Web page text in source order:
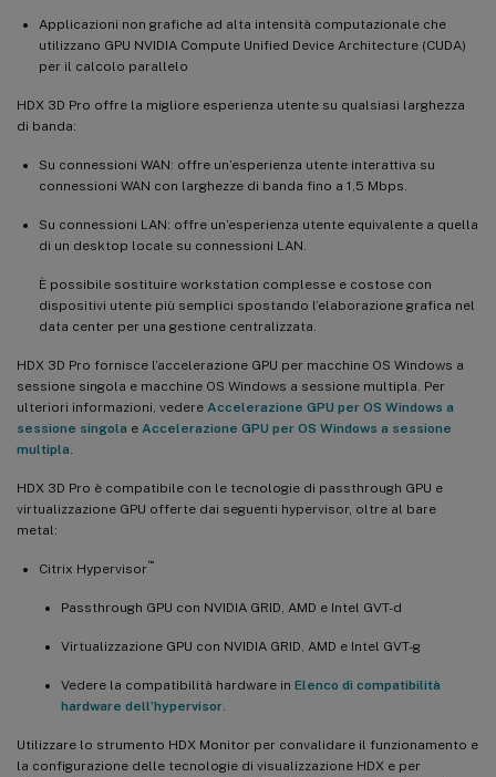
Applicazioni non grafiche ad alta intensità computazionale che
utilizzano GPU NVIDIA Compute Unified Device Architecture (CUDA)
per il calcolo parallelo
HDX 3D Pro offre la migliore esperienza utente su qualsiasi larghezza
di banda:
Su connessioni WAN: offre un’esperienza utente interattiva su
connessioni WAN con larghezze di banda fino a 1,5 Mbps.
Su connessioni LAN: offre un’esperienza utente equivalente a quella
di un desktop locale su connessioni LAN.
È possibile sostituire workstation complesse e costose con
dispositivi utente più semplici spostando l’elaborazione grafica nel
data center per una gestione centralizzata.
HDX 3D Pro fornisce l’accelerazione GPU per macchine OS Windows a
sessione singola e macchine OS Windows a sessione multipla. Per
ulteriori informazioni, vedere Accelerazione GPU per OS Windows a
sessione singola e Accelerazione GPU per OS Windows a sessione
multipla
HDX 3D Pro è compatibile con le tecnologie di passthrough GPU e
virtualizzazione GPU offerte dai seguenti hypervisor, oltre al bare
metal:
Citrix Hypervisor™
Passthrough GPU con NVIDIA GRID, AMD e Intel GVT-d
Virtualizzazione GPU con NVIDIA GRID, AMD e Intel GVT-g
Vedere la compatibilità hardware in Elenco di compatibilità
hardware dell’hypervisor
Utilizzare lo strumento HDX Monitor per convalidare il funzionamento e
la configurazione delle tecnologie di visualizzazione HDX e per